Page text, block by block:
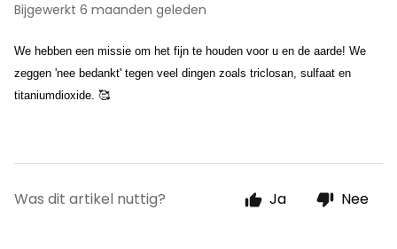
Bijgewerkt 6 maanden geleden
We hebben een missie om het fijn te houden voor u en de aarde! We
zeggen 'nee bedankt' tegen veel dingen zoals triclosan, sulfaat en
titaniumdioxide. 🥰
Was dit artikel nuttig? Ja Nee